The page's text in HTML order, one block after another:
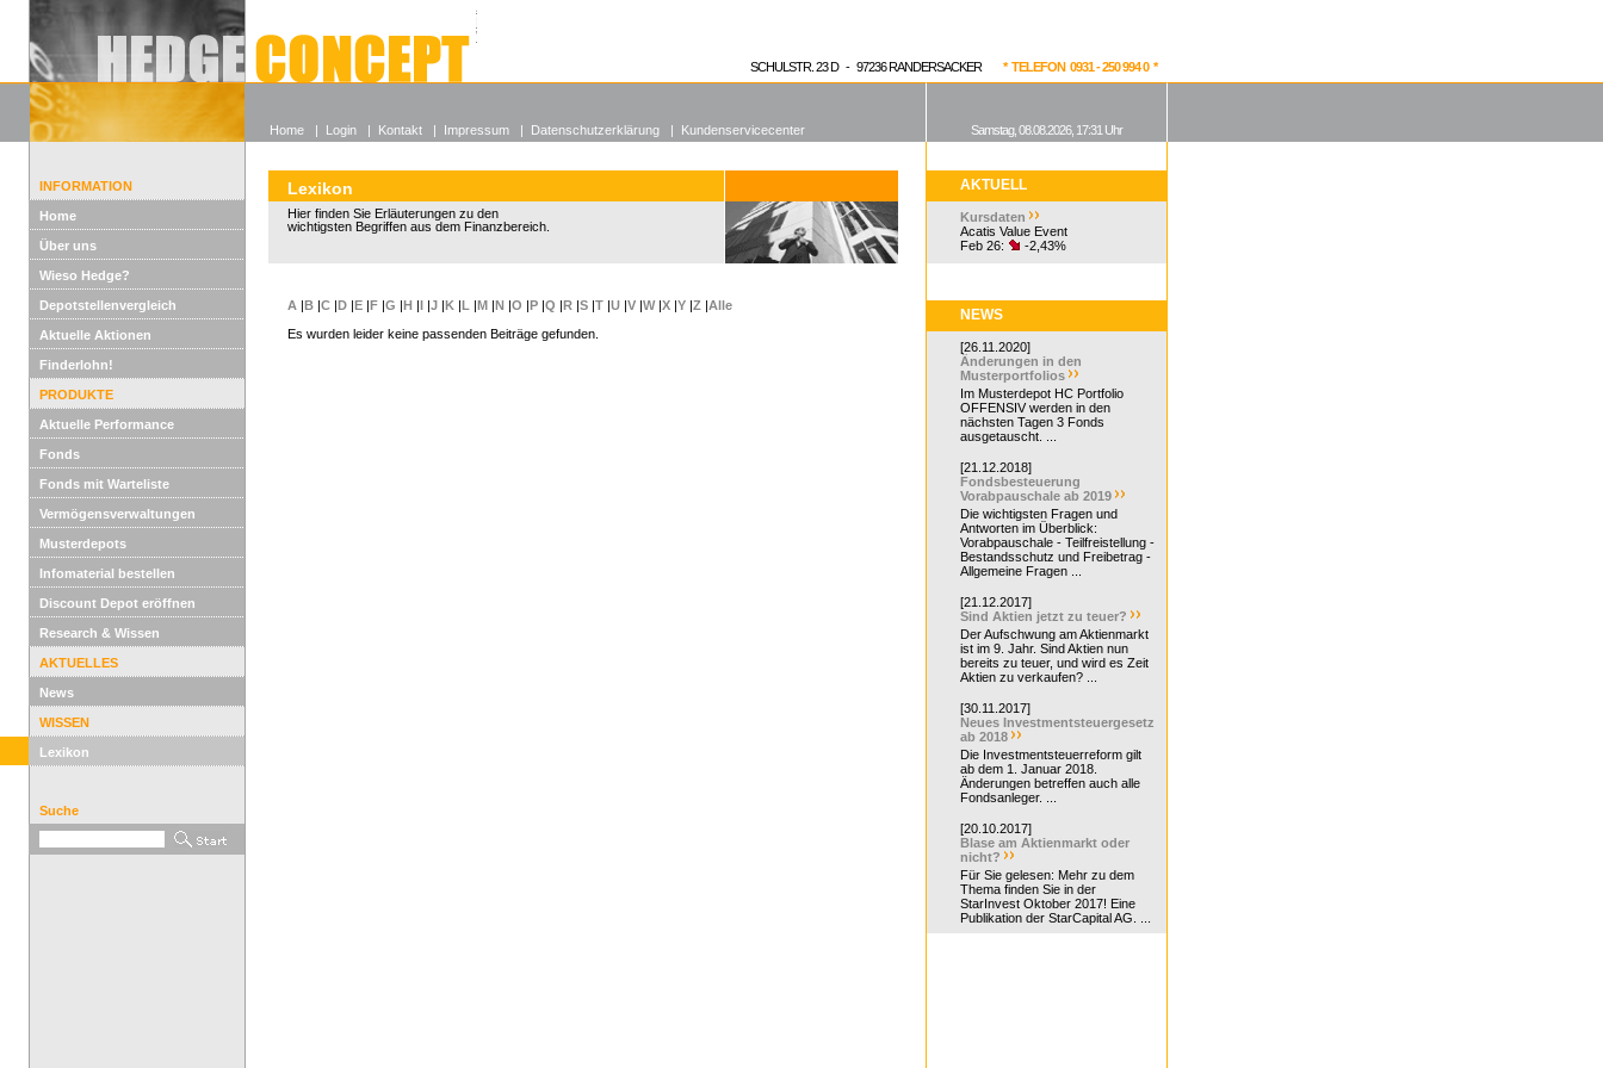
Alle offenen Fonds
Wieso Hedgefonds?
SCHULSTR. 23 D - 97236 RANDERSACKER * TELEFON 0931 - 250 994 0 *
INFORMATION
Home
Über uns
Wieso Hedge?
Depotstellenvergleich
Aktuelle Aktionen
Finderlohn!
PRODUKTE
Aktuelle Performance
Fonds
Fonds mit Warteliste
Vermögensverwaltungen
Musterdepots
Infomaterial bestellen
Discount Depot eröffnen
Research & Wissen
AKTUELLES
News
WISSEN
Lexikon
Suche
Lexikon
Hier finden Sie Erläuterungen zu den
wichtigsten Begriffen aus dem Finanzbereich.
A |B |C |D |E |F |G |H |I |J |K |L |M |N |O |P |Q |R |S |T |U |V |W |X |Y |Z |Alle
Es wurden leider keine passenden Beiträge gefunden.
AKTUELL
Kursdaten
Acatis Value Event
Feb 26:
-2,43%
NEWS
[26.11.2020]
Änderungen in den
Musterportfolios
Im Musterdepot HC Portfolio
OFFENSIV werden in den
nächsten Tagen 3 Fonds
ausgetauscht. ...
[21.12.2018]
Fondsbesteuerung
Vorabpauschale ab 2019
Die wichtigsten Fragen und
Antworten im Überblick:
Vorabpauschale - Teilfreistellung -
Bestandsschutz und Freibetrag -
Allgemeine Fragen ...
[21.12.2017]
Sind Aktien jetzt zu teuer?
Der Aufschwung am Aktienmarkt
ist im 9. Jahr. Sind Aktien nun
bereits zu teuer, und wird es Zeit
Aktien zu verkaufen? ...
[30.11.2017]
Neues Investmentsteuergesetz
ab 2018
Die Investmentsteuerreform gilt
ab dem 1. Januar 2018.
Änderungen betreffen auch alle
Fondsanleger. ...
[20.10.2017]
Blase am Aktienmarkt oder
nicht?
Für Sie gelesen: Mehr zu dem
Thema finden Sie in der
StarInvest Oktober 2017! Eine
Publikation der StarCapital AG. ...
Home | Login | Kontakt | Impressum | Datenschutzerklärung | Kundenservicecenter Samstag, 08.08.2026, 17:31 Uhr